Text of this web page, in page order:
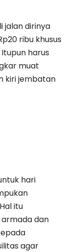
jalan dirinya
ribu khusus
harus
muat
kiri jembatan
hari
itu
dan
agar